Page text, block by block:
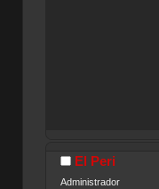
El Peri
Administrador